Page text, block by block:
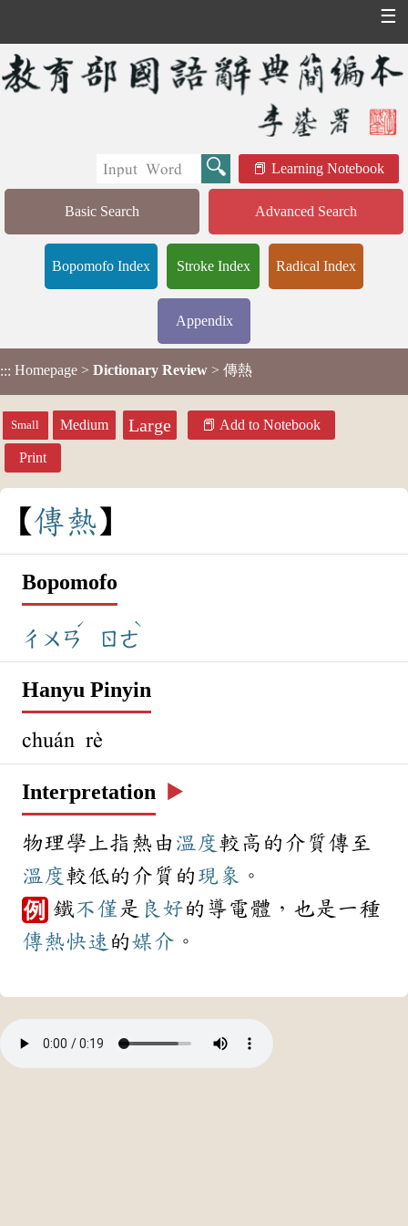
☰
Learning Notebook
Basic Search Advanced Search
Bopomofo Index Stroke Index Radical Index
Appendix
::: Homepage > Dictionary Review > 傳熱
Small Medium Large Add to Notebook
Print
傳熱
Bopomofo
ㄔㄨㄢ
ˊ
ㄖㄜ
ˋ
Hanyu Pinyin
chuán rè
Interpretation ▶️
物理學上指熱由 溫度 較高的介質傳至
溫度 較低的介質的 現象 。
例 鐵不僅 是 良好的導電體，也是一種
傳熱快速 的媒介 。